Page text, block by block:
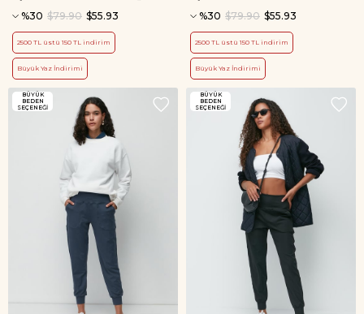
%30
$55.93
$79.90
2500 TL üstü 150 TL indirim
Büyük Yaz İndirimi
%30
$55.93
$79.90
2500 TL üstü 150 TL indirim
Büyük Yaz İndirimi
BÜYÜK
BEDEN
SEÇENEĞI
BÜYÜK
BEDEN
SEÇENEĞI